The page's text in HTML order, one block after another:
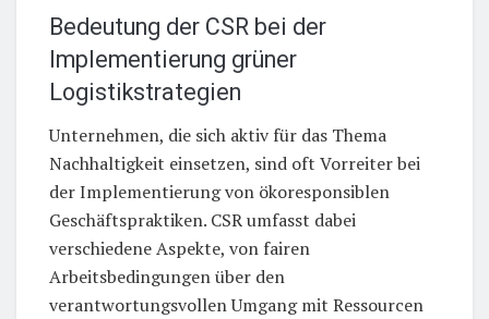
Bedeutung der CSR bei der
Implementierung grüner
Logistikstrategien
Unternehmen, die sich aktiv für das Thema
Nachhaltigkeit einsetzen, sind oft Vorreiter bei
der Implementierung von ökoresponsiblen
Geschäftspraktiken. CSR umfasst dabei
verschiedene Aspekte, von fairen
Arbeitsbedingungen über den
verantwortungsvollen Umgang mit Ressourcen